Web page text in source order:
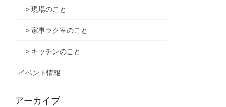
> 現場のこと
> 家事ラク室のこと
> キッチンのこと
イベント情報
アーカイブ